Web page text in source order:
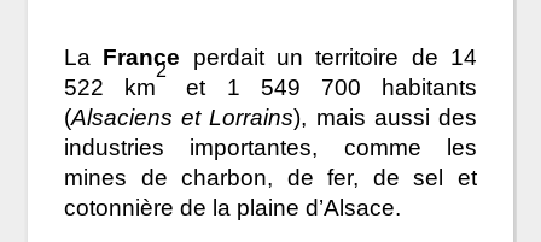
La France perdait un territoire de 14
522 km
2
et 1 549 700 habitants
(Alsaciens et Lorrains), mais aussi des
industries importantes, comme les
mines de charbon, de fer, de sel et
cotonnière de la plaine d’Alsace.